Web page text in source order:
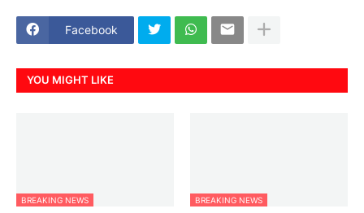
Facebook
YOU MIGHT LIKE
BREAKING NEWS BREAKING NEWS